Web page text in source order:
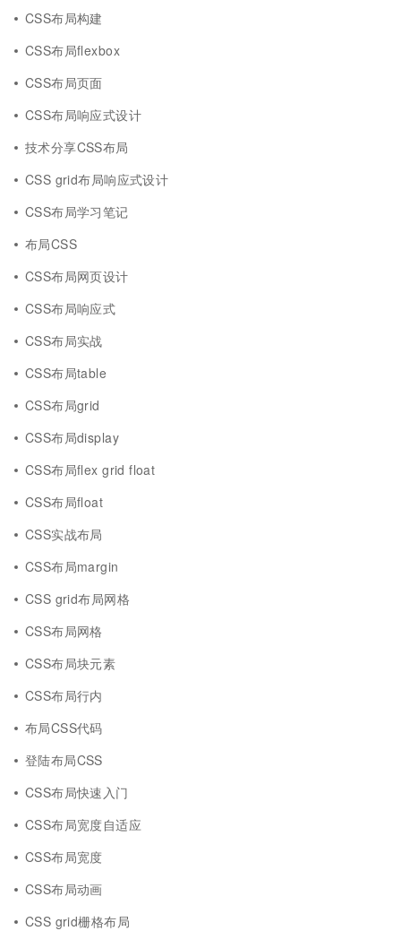
CSS布局构建
CSS布局flexbox
CSS布局页面
CSS布局响应式设计
技术分享CSS布局
CSS grid布局响应式设计
CSS布局学习笔记
布局CSS
CSS布局网页设计
CSS布局响应式
CSS布局实战
CSS布局table
CSS布局grid
CSS布局display
CSS布局flex grid float
CSS布局float
CSS实战布局
CSS布局margin
CSS grid布局网格
CSS布局网格
CSS布局块元素
CSS布局行内
布局CSS代码
登陆布局CSS
CSS布局快速入门
CSS布局宽度自适应
CSS布局宽度
CSS布局动画
CSS grid栅格布局